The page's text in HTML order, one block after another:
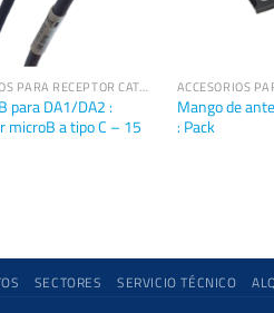
ACCESORIOS PARA RECEPTOR CATALYST DA2
para DA1/DA2 :
microB a tipo C – 15
Mango de
: Pack
SECTORES SERVICIO TÉCNICO